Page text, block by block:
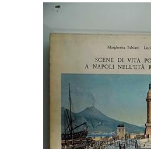
Rare Books
Textbooks
CLOSE